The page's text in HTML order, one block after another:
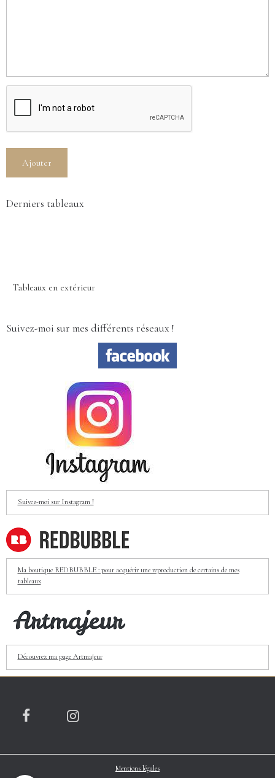
Ajouter
Derniers tableaux
Tableaux en extérieur
Suivez-moi sur mes différents réseaux !
Suivez-moi sur Instagram !
Ma boutique REDBUBBLE : pour acquérir une reproduction de certains de mes
tableaux
Découvrez ma page Artmajeur
Mentions légales